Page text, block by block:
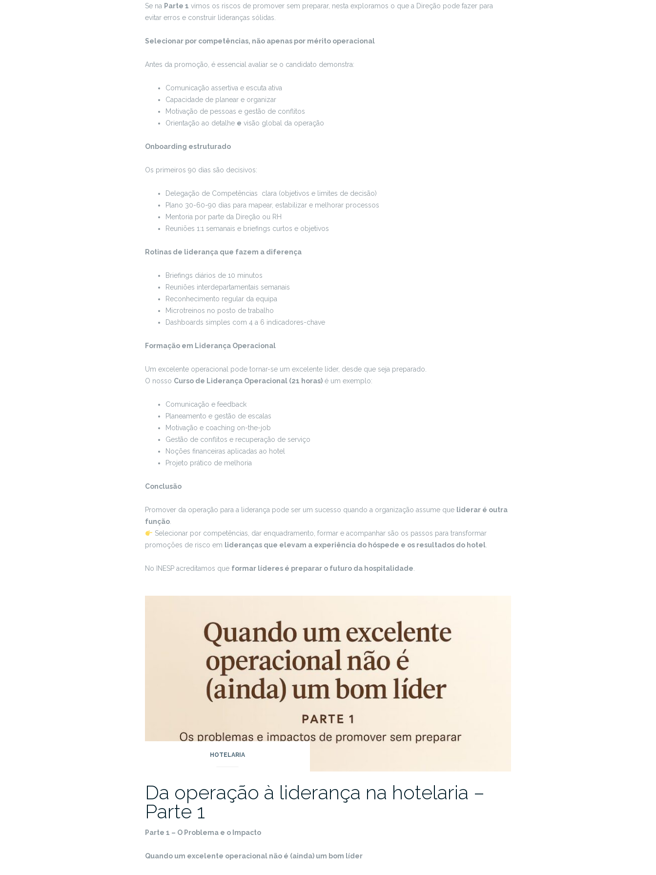
Se na Parte 1 vimos os riscos de promover sem preparar, nesta exploramos o que a Direção pode fazer para
evitar erros e construir lideranças sólidas.
Selecionar por competências, não apenas por mérito operacional
Antes da promoção, é essencial avaliar se o candidato demonstra:
Comunicação assertiva e escuta ativa
Capacidade de planear e organizar
Motivação de pessoas e gestão de conflitos
Orientação ao detalhe e visão global da operação
Onboarding estruturado
Os primeiros 90 dias são decisivos:
Delegação de Competências clara (objetivos e limites de decisão)
Plano 30-60-90 dias para mapear, estabilizar e melhorar processos
Mentoria por parte da Direção ou RH
Reuniões 1:1 semanais e briefings curtos e objetivos
Rotinas de liderança que fazem a diferença
Briefings diários de 10 minutos
Reuniões interdepartamentais semanais
Reconhecimento regular da equipa
Microtreinos no posto de trabalho
Dashboards simples com 4 a 6 indicadores-chave
Formação em Liderança Operacional
Um excelente operacional pode tornar-se um excelente líder, desde que seja preparado.
O nosso Curso de Liderança Operacional (21 horas) é um exemplo:
Comunicação e feedback
Planeamento e gestão de escalas
Motivação e coaching on-the-job
Gestão de conflitos e recuperação de serviço
Noções financeiras aplicadas ao hotel
Projeto prático de melhoria
Conclusão
Promover da operação para a liderança pode ser um sucesso quando a organização assume que liderar é outra
função.
Selecionar por competências, dar enquadramento, formar e acompanhar são os passos para transformar
promoções de risco em lideranças que elevam a experiência do hóspede e os resultados do hotel.
No INESP acreditamos que formar líderes é preparar o futuro da hospitalidade.
HOTELARIA
Da operação à liderança na hotelaria –
Parte 1
Parte 1 – O Problema e o Impacto
Quando um excelente operacional não é (ainda) um bom líder